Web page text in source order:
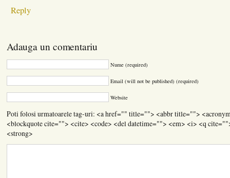
Reply
Adauga un comentariu
Nume (required)
Email (will not be published) (required)
Website
Poti folosi urmatoarele tag-uri: <a href="" title=""> <abbr title="">
<blockquote cite=""> <cite> <code> <del datetime=""> <em> <i> <q
<strong>